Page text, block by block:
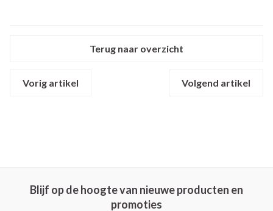
Terug naar overzicht
Vorig artikel Volgend artikel
Blijf op de hoogte van nieuwe producten en
promoties